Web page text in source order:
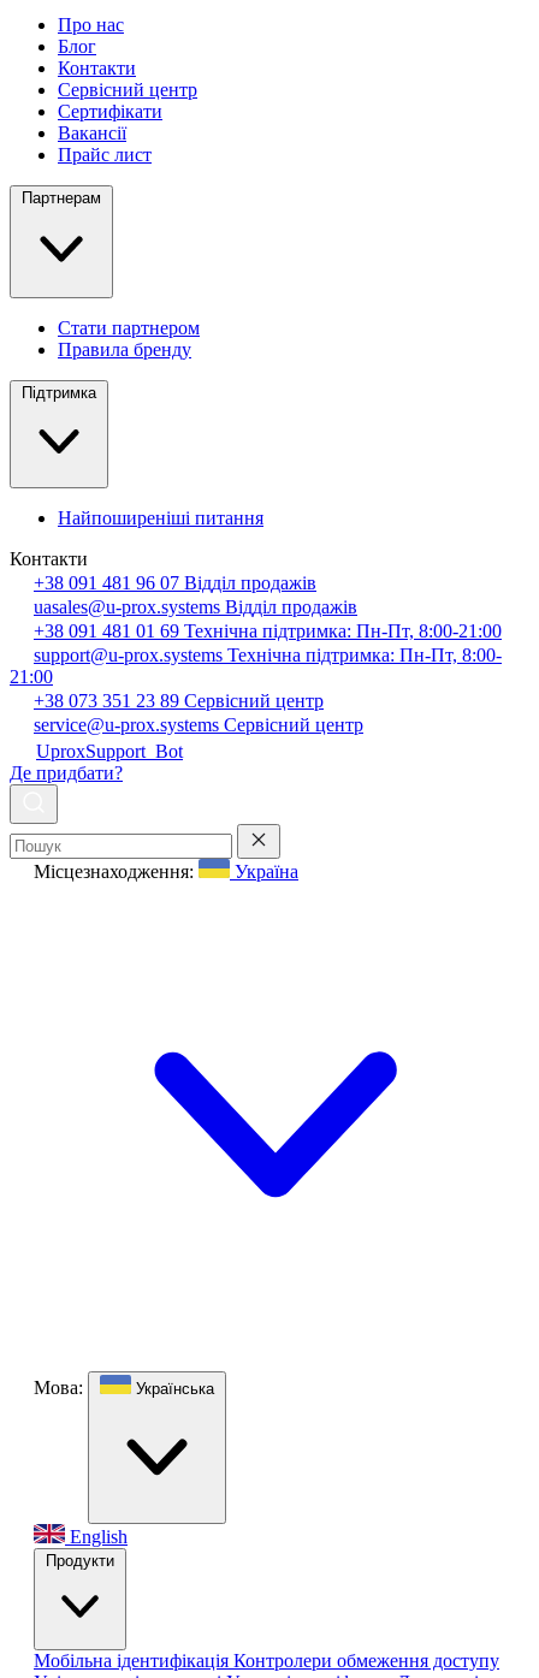
Про нас
Блог
Контакти
Сервісний центр
Сертифікати
Вакансії
Прайс лист
Партнерам
Стати партнером
Правила бренду
Підтримка
Найпоширеніші питання
Контакти
+38 091 481 96 07 Відділ продажів
uasales@u-prox.systems Відділ продажів
+38 091 481 01 69 Технічна підтримка: Пн-Пт, 8:00-21:00
support@u-prox.systems Технічна підтримка: Пн-Пт, 8:00-
21:00
+38 073 351 23 89 Сервісний центр
service@u-prox.systems Сервісний центр
UproxSupport_Bot
Де придбати?
Місцезнаходження: Україна
Мова: Українська
English
Продукти
Мобільна ідентифікація Контролери обмеження доступу